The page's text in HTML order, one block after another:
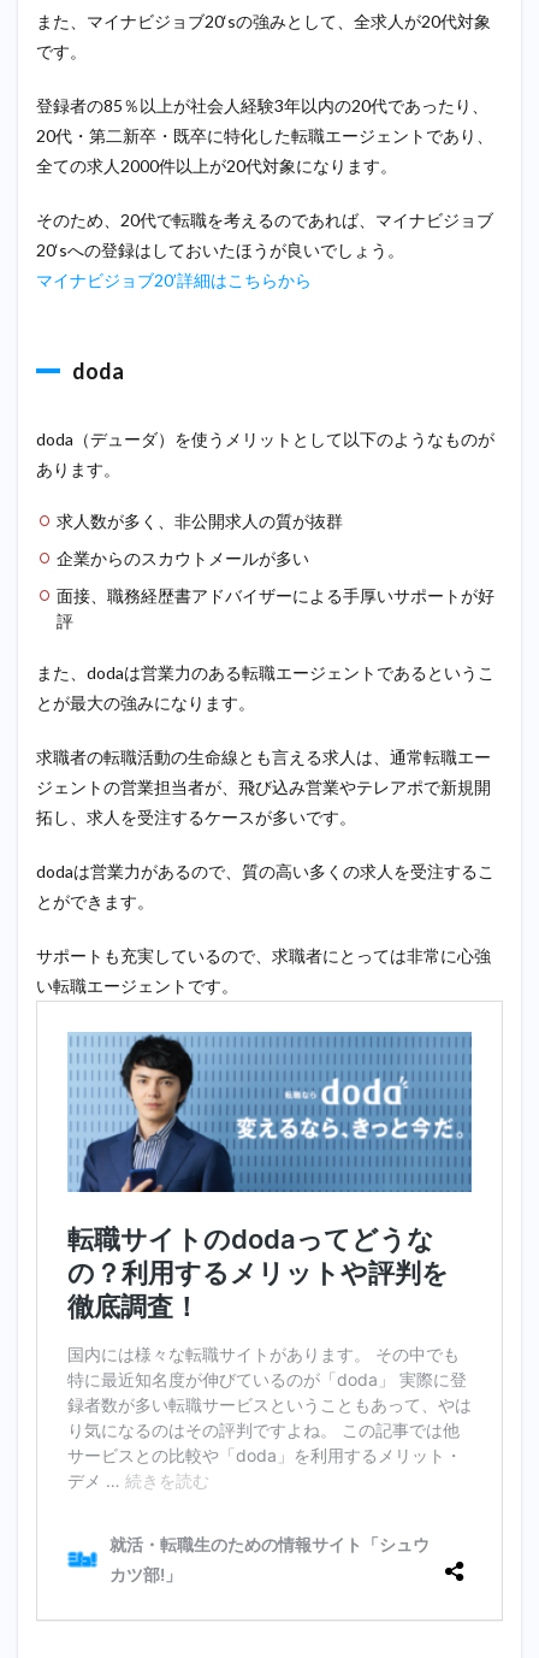
また、マイナビジョブ20‘sの強みとして、全求人が20代対象
です。
登録者の85％以上が社会人経験3年以内の20代であったり、
20代・第二新卒・既卒に特化した転職エージェントであり、
全ての求人2000件以上が20代対象になります。
そのため、20代で転職を考えるのであれば、マイナビジョブ
20‘sへの登録はしておいたほうが良いでしょう。
マイナビジョブ20’詳細はこちらから
doda
doda（デューダ）を使うメリットとして以下のようなものが
あります。
求人数が多く、非公開求人の質が抜群
企業からのスカウトメールが多い
面接、職務経歴書アドバイザーによる手厚いサポートが好
評
また、dodaは営業力のある転職エージェントであるというこ
とが最大の強みになります。
求職者の転職活動の生命線とも言える求人は、通常転職エー
ジェントの営業担当者が、飛び込み営業やテレアポで新規開
拓し、求人を受注するケースが多いです。
dodaは営業力があるので、質の高い多くの求人を受注するこ
とができます。
サポートも充実しているので、求職者にとっては非常に心強
い転職エージェントです。